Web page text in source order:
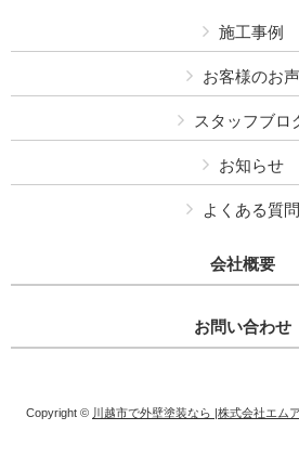
施工事例
お客様のお声
スタッフブロ
お知らせ
よくある質問
会社概要
お問い合わせ
Copyright © 川越市で外壁塗装なら |株式会社エム